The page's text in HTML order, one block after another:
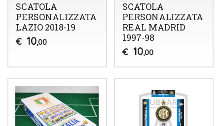
SCATOLA
PERSONALIZZATA
LAZIO 2018-19
€ 10,00
SCATOLA
PERSONALIZZATA
REAL MADRID
1997-98
€ 10,00